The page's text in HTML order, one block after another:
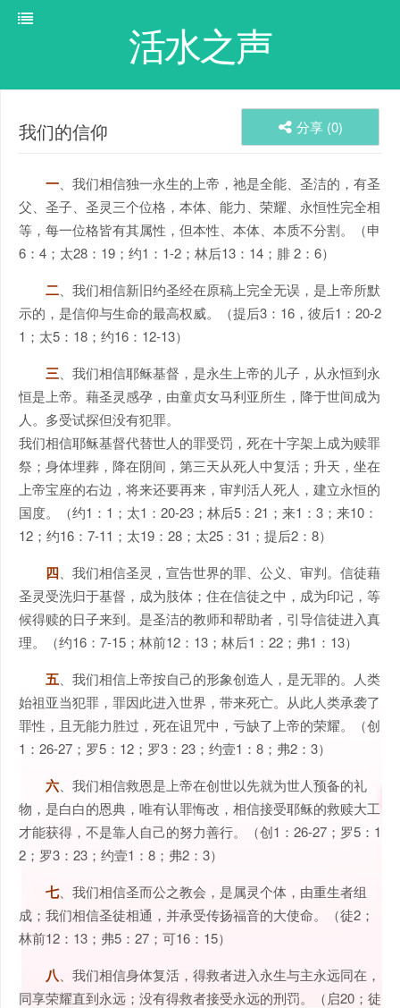
活水之声
我们的信仰 分享 (0)
一 、我们相信独一永生的上帝，祂是全能、圣洁的，有圣
父、圣子、圣灵三个位格，本体、能力、荣耀、永恒性完全相
等，每一位格皆有其属性，但本性、本体、本质不分割。（申
6：4；太28：19；约1：1-2；林后13：14；腓 2：6）
二 、我们相信新旧约圣经在原稿上完全无误，是上帝所默
示的，是信仰与生命的最高权威。（提后3：16，彼后1：20-2
1；太5：18；约16：12-13）
三 、我们相信耶稣基督，是永生上帝的儿子，从永恒到永
恒是上帝。藉圣灵感孕，由童贞女马利亚所生，降于世间成为
人。多受试探但没有犯罪。
我们相信耶稣基督代替世人的罪受罚，死在十字架上成为赎罪
祭；身体埋葬，降在阴间，第三天从死人中复活；升天，坐在
上帝宝座的右边，将来还要再来，审判活人死人，建立永恒的
国度。（约1：1；太1：20-23；林后5：21；来1：3；来10：
12；约16：7-11；太19：28；太25：31；提后2：8）
四 、我们相信圣灵，宣告世界的罪、公义、审判。信徒藉
圣灵受洗归于基督，成为肢体；住在信徒之中，成为印记，等
候得赎的日子来到。是圣洁的教师和帮助者，引导信徒进入真
理。（约16：7-15；林前12：13；林后1：22；弗1：13）
五 、我们相信上帝按自己的形象创造人，是无罪的。人类
始祖亚当犯罪，罪因此进入世界，带来死亡。从此人类承袭了
罪性，且无能力胜过，死在诅咒中，亏缺了上帝的荣耀。（创
1：26-27；罗5：12；罗3：23；约壹1：8；弗2：3）
六 、我们相信救恩是上帝在创世以先就为世人预备的礼
物，是白白的恩典，唯有认罪悔改，相信接受耶稣的救赎大工
才能获得，不是靠人自己的努力善行。（创1：26-27；罗5：1
2；罗3：23；约壹1：8；弗2：3）
七、我们相信圣而公之教会，是属灵个体，由重生者组
成；我们相信圣徒相通，并承受传扬福音的大使命。（徒2；
林前12：13；弗5：27；可16：15）
八 、我们相信身体复活，得救者进入永生与主永远同在，
同享荣耀直到永远；没有得救者接受永远的刑罚。（启20；徒